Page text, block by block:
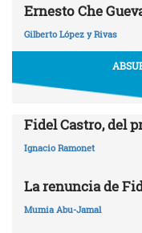
Ernesto Che
Gilberto López y Rivas
Fidel Castro, del
Ignacio Ramonet
La renuncia de
Mumia Abu-Jamal